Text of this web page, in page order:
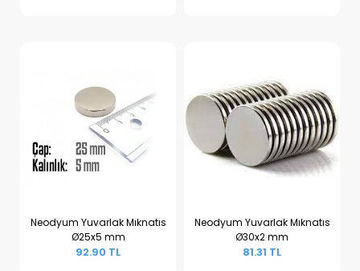
Sepete Ekle
Neodyum Yuvarlak Mıknatıs
Ø25x5 mm
92.90 TL
Sepete Ekle
Neodyum Yuvarlak Mıknatıs
Ø30x2 mm
81.31 TL